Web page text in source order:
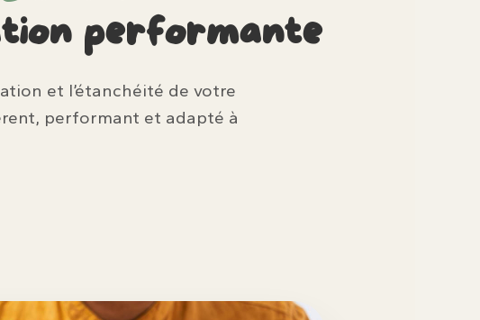
performante
et l’étanchéité de votre
performant et adapté à